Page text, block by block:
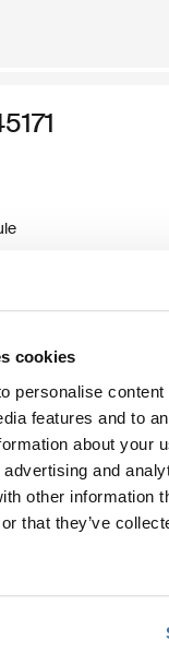
cookies
personalise content
features and to
about your
and
other information
that they’ve
Thule на
или